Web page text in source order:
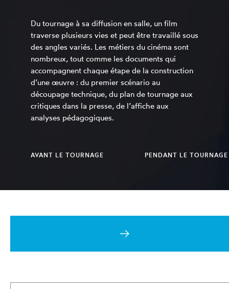
AVANT LE TOURNAGE PENDANT LE TOURNAGE
RAPPORT MONTAGE
Du tournage à sa diffusion en salle, un film
traverse plusieurs vies et peut être travaillé sous
des angles variés. Les métiers du cinéma sont
nombreux, tout comme les documents qui
accompagnent chaque étape de la construction
d’une œuvre : du premier scénario au
découpage technique, du plan de tournage aux
critiques dans la presse, de l’affiche aux
analyses pédagogiques.